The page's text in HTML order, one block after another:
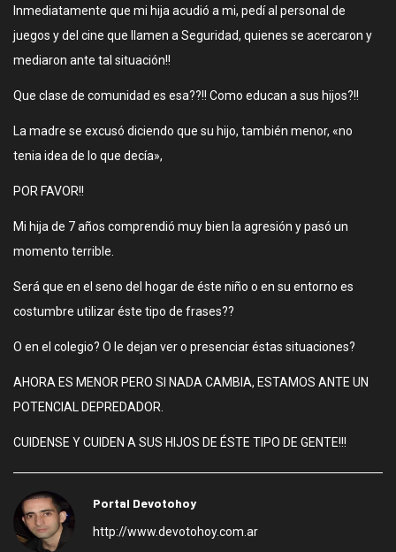
Inmediatamente que mi hija acudió a mi, pedí al personal de
juegos y del cine que llamen a Seguridad, quienes se acercaron y
mediaron ante tal situación!!
Que clase de comunidad es esa??!! Como educan a sus hijos?!!
La madre se excusó diciendo que su hijo, también menor, «no
tenia idea de lo que decía»,
POR FAVOR!!
Mi hija de 7 años comprendió muy bien la agresión y pasó un
momento terrible.
Será que en el seno del hogar de éste niño o en su entorno es
costumbre utilizar éste tipo de frases??
O en el colegio? O le dejan ver o presenciar éstas situaciones?
AHORA ES MENOR PERO SI NADA CAMBIA, ESTAMOS ANTE UN
POTENCIAL DEPREDADOR.
CUIDENSE Y CUIDEN A SUS HIJOS DE ÉSTE TIPO DE GENTE!!!
Portal Devotohoy
http://www.devotohoy.com.ar